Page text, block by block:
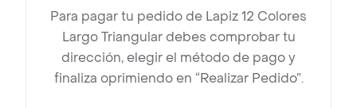
Para pagar tu pedido de Lapiz 12 Colores
Largo Triangular debes comprobar tu
dirección, elegir el método de pago y
finaliza oprimiendo en “Realizar Pedido”.